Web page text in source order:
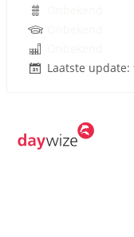
Laatste update: